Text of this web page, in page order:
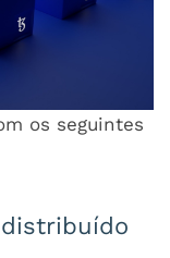
os seguintes